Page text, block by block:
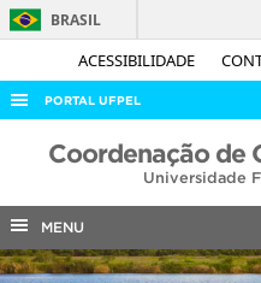
ACESSIBILIDADE
BRASIL
PORTAL UFPEL
ACESSO À INFORMAÇÃO
COBALTO
CONCURSOS
Coordenação de
Universidade
MENU